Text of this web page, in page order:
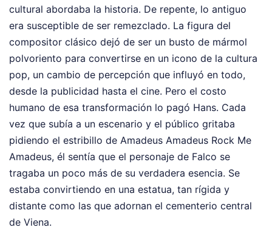
cultural abordaba la historia. De repente, lo antiguo
era susceptible de ser remezclado. La figura del
compositor clásico dejó de ser un busto de mármol
polvoriento para convertirse en un icono de la cultura
pop, un cambio de percepción que influyó en todo,
desde la publicidad hasta el cine. Pero el costo
humano de esa transformación lo pagó Hans. Cada
vez que subía a un escenario y el público gritaba
pidiendo el estribillo de Amadeus Amadeus Rock Me
Amadeus, él sentía que el personaje de Falco se
tragaba un poco más de su verdadera esencia. Se
estaba convirtiendo en una estatua, tan rígida y
distante como las que adornan el cementerio central
de Viena.